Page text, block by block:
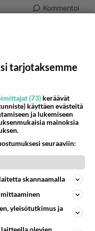
Kommentoi
Siinäpä se kysymys on otsikossa. Mitäpä siis tuot/toisit pöytään parisuhteessa? Oletko mies vai nainen? Koetko sen mitä
347
1317
64
tarjotaksemme
(73) keräävät
käyttäen evästeitä
ja lukemiseen
mainoksia
seuraaviin:
skannaamalla
yleisötutkimus ja